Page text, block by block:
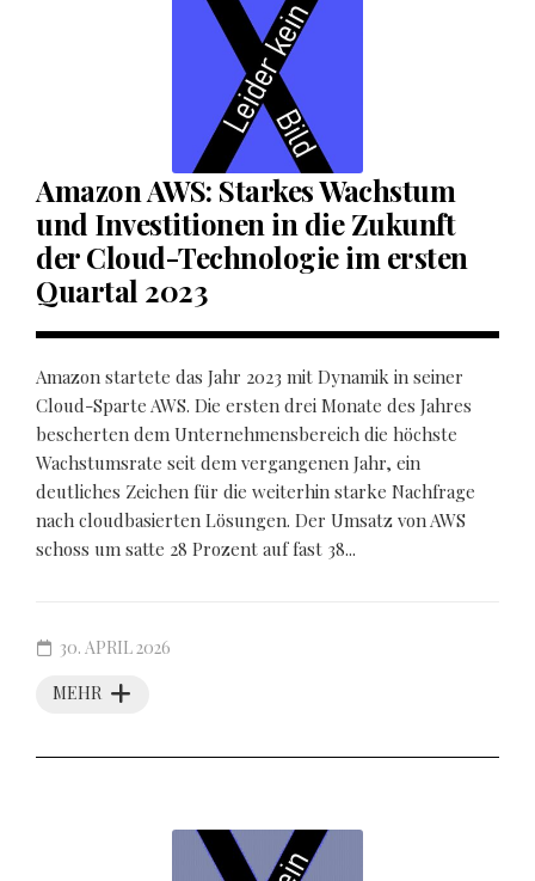
Amazon AWS: Starkes Wachstum
und Investitionen in die Zukunft
der Cloud-Technologie im ersten
Quartal 2023
Amazon startete das Jahr 2023 mit Dynamik in seiner
Cloud-Sparte AWS. Die ersten drei Monate des Jahres
bescherten dem Unternehmensbereich die höchste
Wachstumsrate seit dem vergangenen Jahr, ein
deutliches Zeichen für die weiterhin starke Nachfrage
nach cloudbasierten Lösungen. Der Umsatz von AWS
schoss um satte 28 Prozent auf fast 38...
MEHR
30. APRIL 2026